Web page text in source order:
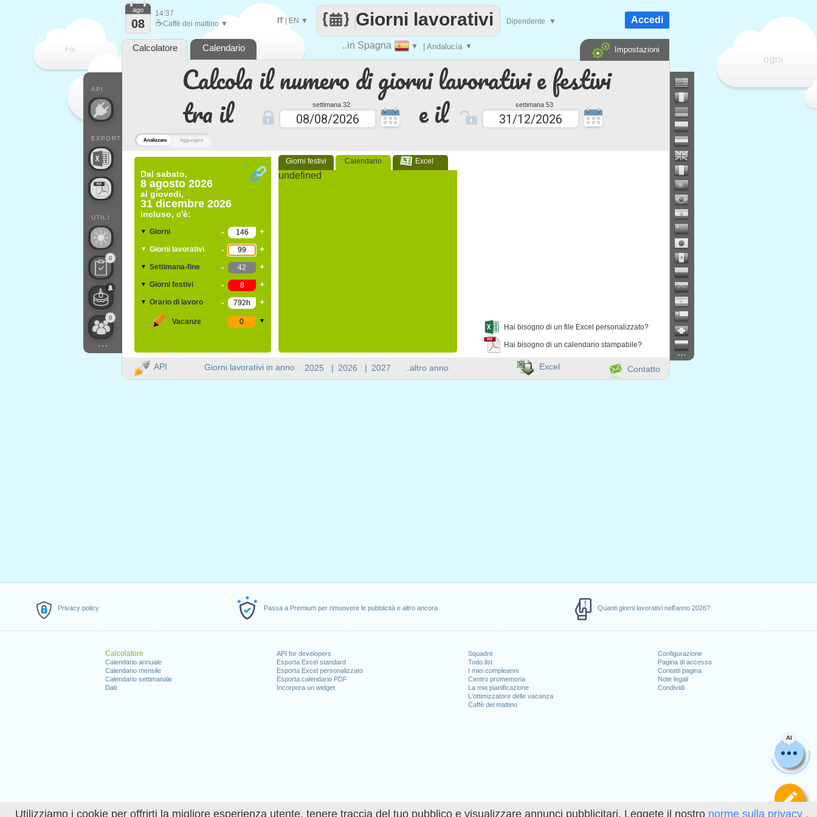
Utilizziamo i cookie per offrirti la migliore esperienza utente, tenere traccia del tuo pubblico e visualizzare annunci pubblicitari. Leggete il nostro norme sulla privacy .
Privacy policy Passa a Premium per rimuovere le pubblicità e altro ancora Quanti giorni lavorativi nell'anno 2026?
Calcolatore
Calendario annuale
Calendario mensile
Calendario settimanale
Dati
API for developers
Esporta Excel standard
Esporta Excel personalizzato
Esporta calendario PDF
Incorpora un widget
Squadre
Todo list
I miei compleanni
Centro promemoria
La mia pianificazione
L'ottimizzatore delle vacanza
Caffè del mattino
Configurazione
Pagina di accesso
Contatti pagina
Note legali
Condividi
Analizzare Aggiungere
Calcola il numero di giorni lavorativi e festivi
tra il
settimana 32 e il settimana 53
Dal sabato,
8 agosto 2026
al giovedi,
31 dicembre 2026
incluso, c'è:
▼ Giorni - +
▼ Giorni lavorativi - +
▼ Settimana-fine - +
▼ Giorni festivi - +
▼ Orario di lavoro - +
Vacanze ▼
Giorni festivi Calendario Excel
undefined
Hai bisogno di un file Excel personalizzato?
Hai bisogno di un calendario stampabile?
AI
Fai
ogni
..in Spagna ▼ | Andalucía ▼
Giorni lavorativi
IT|EN ▼ Dipendente ▼
API
EXPORT
UTILI
0
0
...
ago
08
14:37
☕Caffè del mattino ▼ Accedi
Calcolatore Calendario Impostazioni
Giorni lavorativi in anno : 2025 | 2026 | 2027 ..altro anno
...
API Contatto
Excel